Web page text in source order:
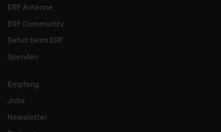
„Echtzeit“.
ERF Antenne
ERF Community
Gebet beim ERF
Spenden
Empfang
Jobs
Newsletter